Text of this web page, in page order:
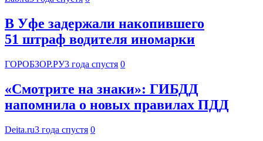
В Уфе задержали накопившего
51 штраф водителя иномарки
ГОРОБЗОР.РУ3 года спустя 0
«Смотрите на знаки»: ГИБДД
напомнила о новых правилах ПДД
Deita.ru3 года спустя 0